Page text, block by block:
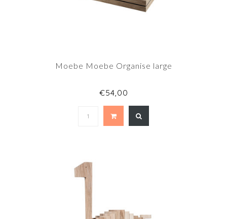
Moebe Moebe Organise large
€54,00